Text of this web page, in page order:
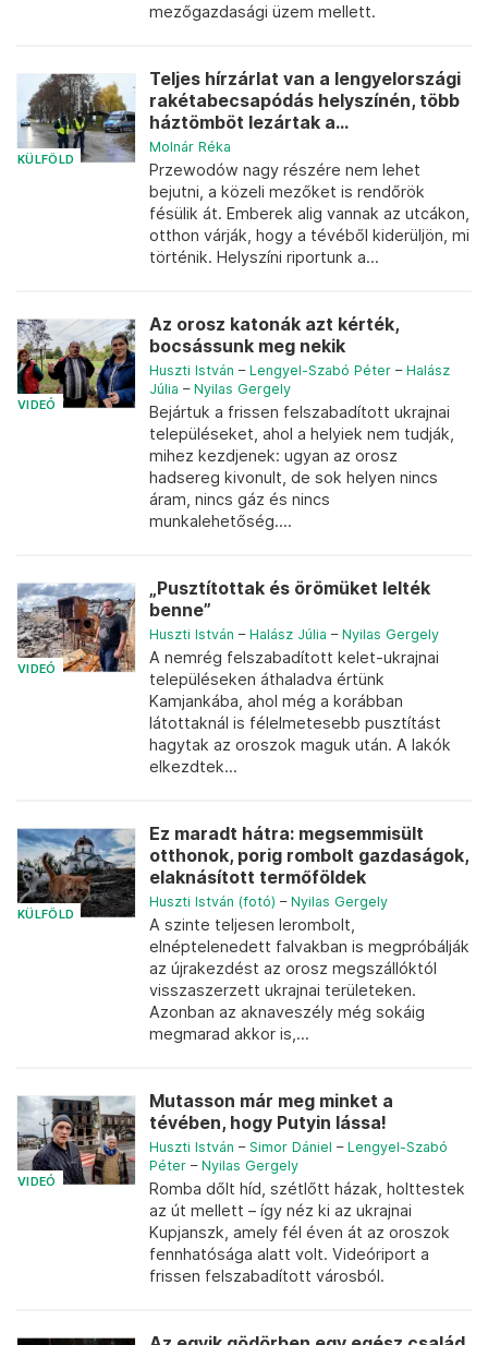
mezőgazdasági üzem mellett.
KÜLFÖLD
Teljes hírzárlat van a lengyelországi
rakétabecsapódás helyszínén, több
háztömböt lezártak a...
Molnár Réka
Przewodów nagy részére nem lehet
bejutni, a közeli mezőket is rendőrök
fésülik át. Emberek alig vannak az utcákon,
otthon várják, hogy a tévéből kiderüljön, mi
történik. Helyszíni riportunk a...
VIDEÓ
Az orosz katonák azt kérték,
bocsássunk meg nekik
Huszti István – Lengyel-Szabó Péter – Halász
Júlia – Nyilas Gergely
Bejártuk a frissen felszabadított ukrajnai
településeket, ahol a helyiek nem tudják,
mihez kezdjenek: ugyan az orosz
hadsereg kivonult, de sok helyen nincs
áram, nincs gáz és nincs
munkalehetőség....
VIDEÓ
„Pusztítottak és örömüket lelték
benne”
Huszti István – Halász Júlia – Nyilas Gergely
A nemrég felszabadított kelet-ukrajnai
településeken áthaladva értünk
Kamjankába, ahol még a korábban
látottaknál is félelmetesebb pusztítást
hagytak az oroszok maguk után. A lakók
elkezdtek...
KÜLFÖLD
Ez maradt hátra: megsemmisült
otthonok, porig rombolt gazdaságok,
elaknásított termőföldek
Huszti István (fotó) – Nyilas Gergely
A szinte teljesen lerombolt,
elnéptelenedett falvakban is megpróbálják
az újrakezdést az orosz megszállóktól
visszaszerzett ukrajnai területeken.
Azonban az aknaveszély még sokáig
megmarad akkor is,...
VIDEÓ
Mutasson már meg minket a
tévében, hogy Putyin lássa!
Huszti István – Simor Dániel – Lengyel-Szabó
Péter – Nyilas Gergely
Romba dőlt híd, szétlőtt házak, holttestek
az út mellett – így néz ki az ukrajnai
Kupjanszk, amely fél éven át az oroszok
fennhatósága alatt volt. Videóriport a
frissen felszabadított városból.